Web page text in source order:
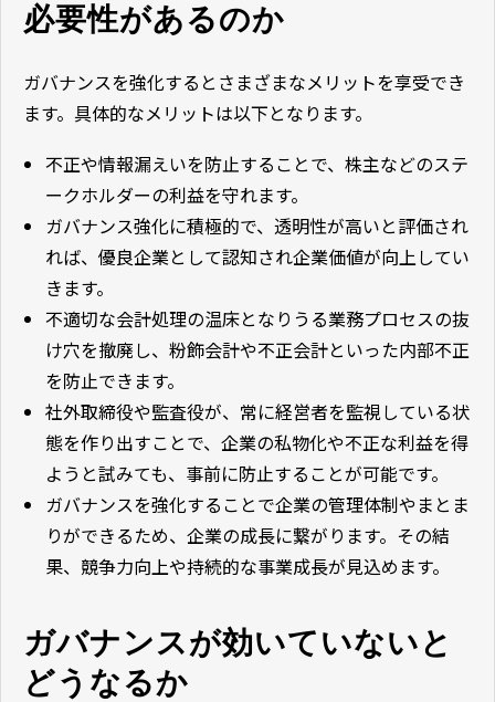
必要性があるのか
ガバナンスを強化するとさまざまなメリットを享受でき
ます。具体的なメリットは以下となります。
不正や情報漏えいを防止することで、株主などのステ
ークホルダーの利益を守れます。
ガバナンス強化に積極的で、透明性が高いと評価され
れば、優良企業として認知され企業価値が向上してい
きます。
不適切な会計処理の温床となりうる業務プロセスの抜
け穴を撤廃し、粉飾会計や不正会計といった内部不正
を防止できます。
社外取締役や監査役が、常に経営者を監視している状
態を作り出すことで、企業の私物化や不正な利益を得
ようと試みても、事前に防止することが可能です。
ガバナンスを強化することで企業の管理体制やまとま
りができるため、企業の成長に繋がります。その結
果、競争力向上や持続的な事業成長が見込めます。
ガバナンスが効いていないと
どうなるか